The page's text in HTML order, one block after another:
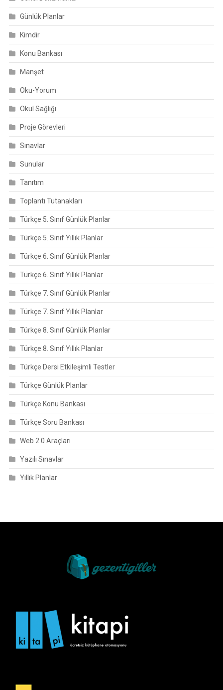
Günlük Planlar
Kimdir
Konu Bankası
Manşet
Oku-Yorum
Okul Sağlığı
Proje Görevleri
Sınavlar
Sunular
Tanıtım
Toplantı Tutanakları
Türkçe 5. Sınıf Günlük Planlar
Türkçe 5. Sınıf Yıllık Planlar
Türkçe 6. Sınıf Günlük Planlar
Türkçe 6. Sınıf Yıllık Planlar
Türkçe 7. Sınıf Günlük Planlar
Türkçe 7. Sınıf Yıllık Planlar
Türkçe 8. Sınıf Günlük Planlar
Türkçe 8. Sınıf Yıllık Planlar
Türkçe Dersi Etkileşimli Testler
Türkçe Günlük Planlar
Türkçe Konu Bankası
Türkçe Soru Bankası
Web 2.0 Araçları
Yazılı Sınavlar
Yıllık Planlar